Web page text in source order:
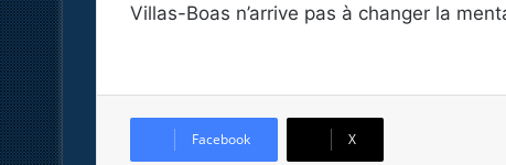
Villas-Boas n’arrive pas à changer la
Facebook X